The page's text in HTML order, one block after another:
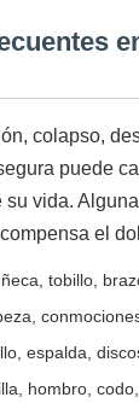
colapso,
puede
su vida.
el
tobillo,
espalda,
hombro,